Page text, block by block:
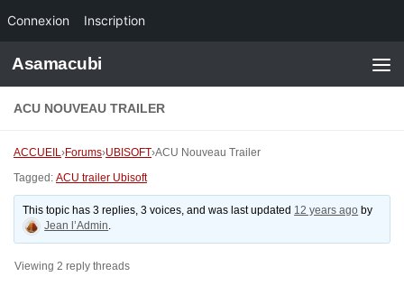
Connexion Inscription
Skip to content
Asamacubi
ACU NOUVEAU TRAILER
ACCUEIL›Forums›UBISOFT›ACU Nouveau Trailer
Tagged: ACU trailer Ubisoft
This topic has 3 replies, 3 voices, and was last updated 12 years ago by
Jean l’Admin.
Viewing 2 reply threads